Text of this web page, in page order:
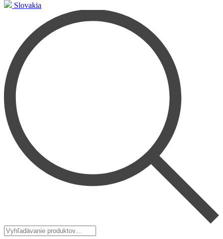
Slovakia
Vyhľadávanie